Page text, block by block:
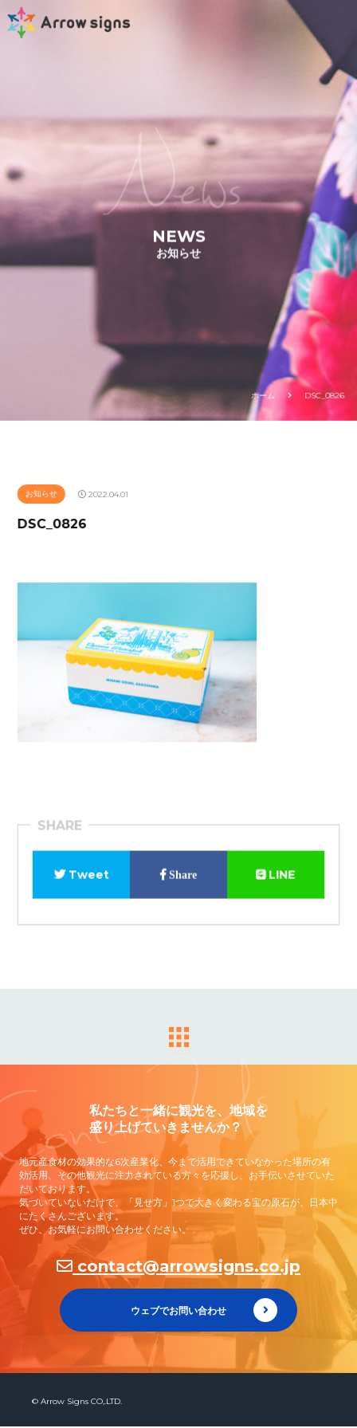
News
NEWS
お知らせ
ホーム DSC_0826
お知らせ 2022.04.01
DSC_0826
SHARE
Tweet Share LINE
Us
私たちと一緒に観光を、地域を
盛り上げていきませんか？
地元産食材の効果的な6次産業化、今まで活用できていなかった場所の有
効活用、その他観光に注力されている方々を応援し、お手伝いさせていた
だいております。
気づいていないだけで、「見せ方」1つで大きく変わる宝の原石が、日本中
にたくさんございます。
ぜひ、お気軽にお問い合わせください。
contact@arrowsigns.co.jp
ウェブでお問い合わせ
© Arrow Signs CO,.LTD.